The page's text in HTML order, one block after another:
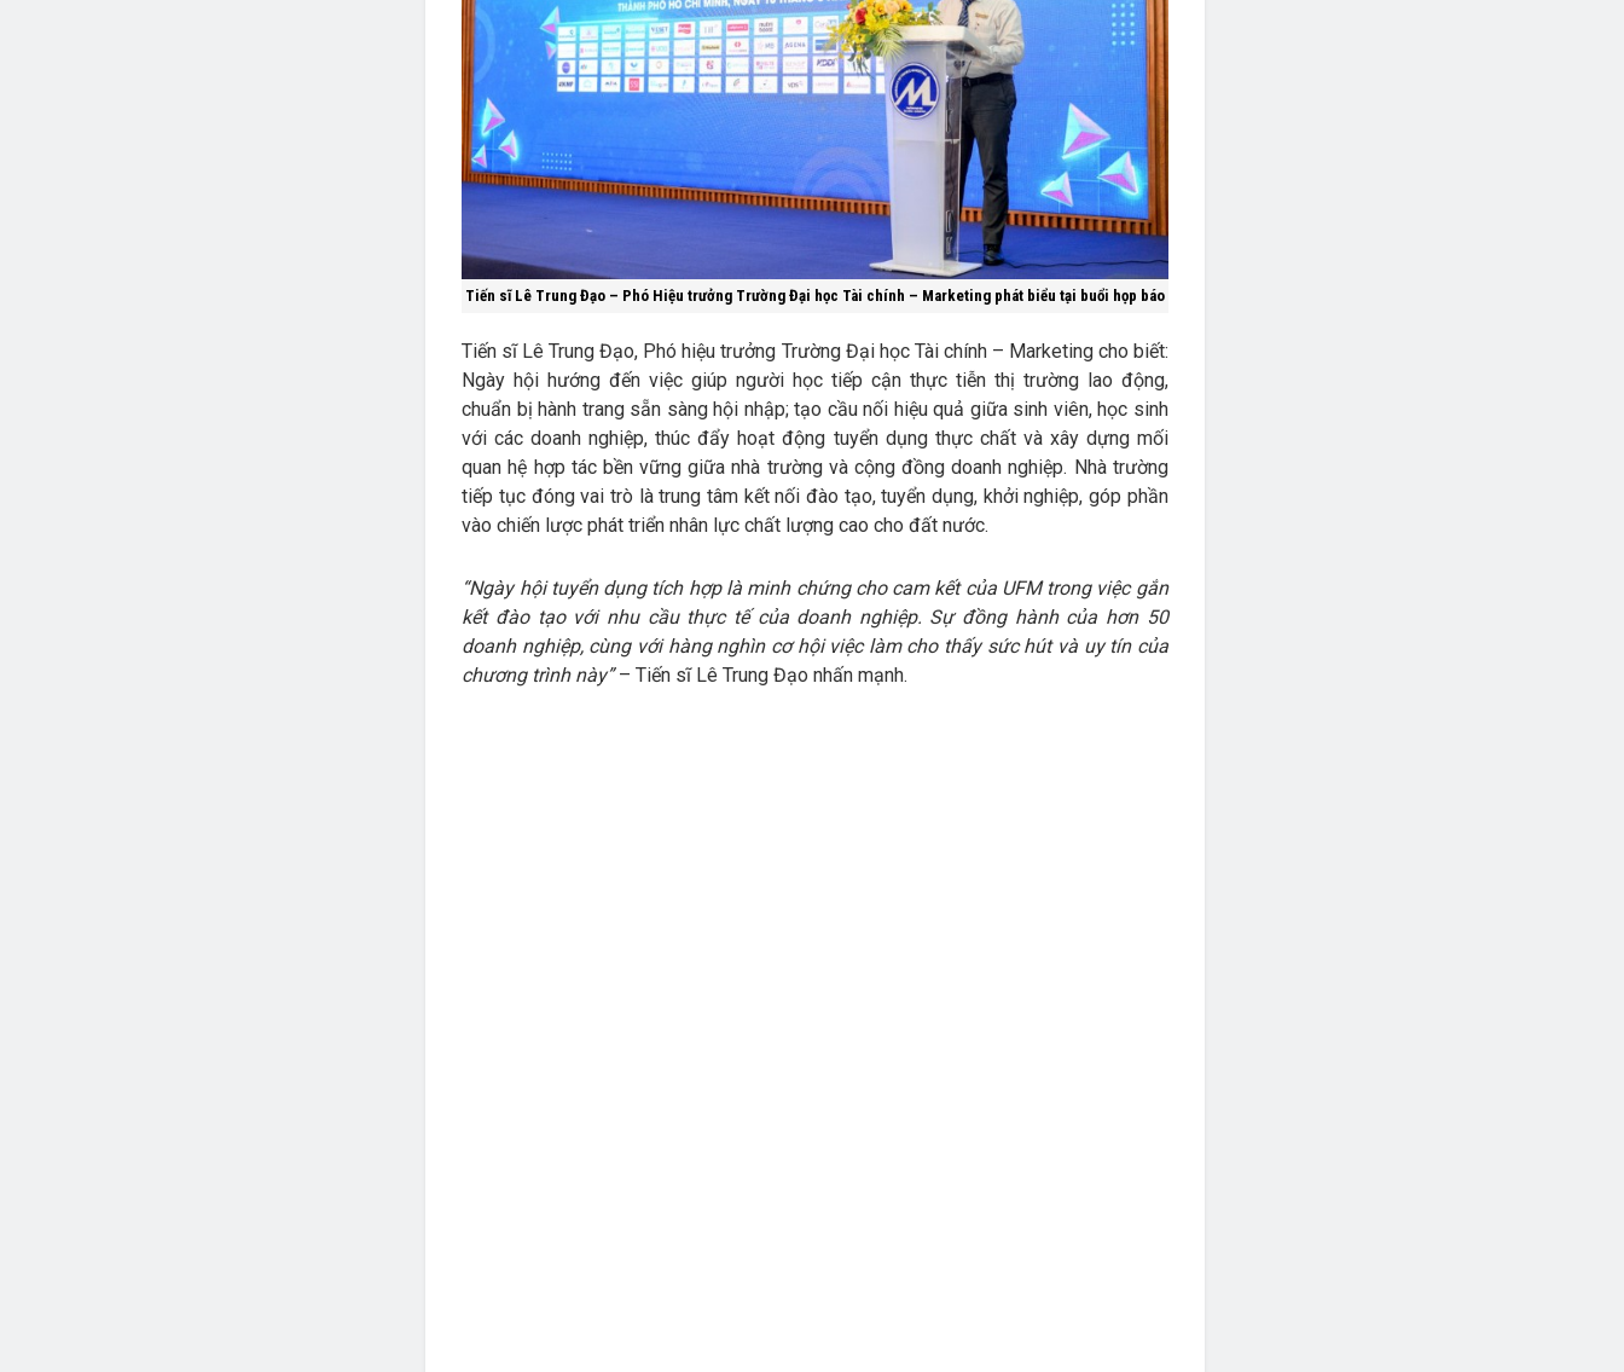
Tiến sĩ Lê Trung Đạo – Phó Hiệu trưởng Trường Đại học Tài chính – Marketing phát biểu tại buổi họp báo
Tiến sĩ Lê Trung Đạo, Phó hiệu trưởng Trường Đại học Tài chính – Marketing cho biết:
Ngày hội hướng đến việc giúp người học tiếp cận thực tiễn thị trường lao động,
chuẩn bị hành trang sẵn sàng hội nhập; tạo cầu nối hiệu quả giữa sinh viên, học sinh
với các doanh nghiệp, thúc đẩy hoạt động tuyển dụng thực chất và xây dựng mối
quan hệ hợp tác bền vững giữa nhà trường và cộng đồng doanh nghiệp. Nhà trường
tiếp tục đóng vai trò là trung tâm kết nối đào tạo, tuyển dụng, khởi nghiệp, góp phần
vào chiến lược phát triển nhân lực chất lượng cao cho đất nước.
“Ngày hội tuyển dụng tích hợp là minh chứng cho cam kết của UFM trong việc gắn
kết đào tạo với nhu cầu thực tế của doanh nghiệp. Sự đồng hành của hơn 50
doanh nghiệp, cùng với hàng nghìn cơ hội việc làm cho thấy sức hút và uy tín của
chương trình này”– Tiến sĩ Lê Trung Đạo nhấn mạnh.